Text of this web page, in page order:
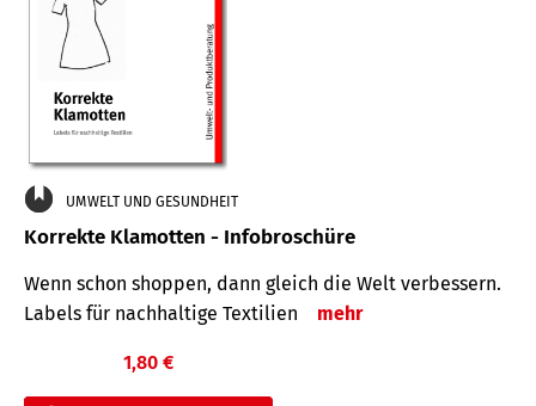
UMWELT UND GESUNDHEIT
Korrekte Klamotten - Infobroschüre
Wenn schon shoppen, dann gleich die Welt verbessern.
Labels für nachhaltige Textilien
mehr
1,80 €